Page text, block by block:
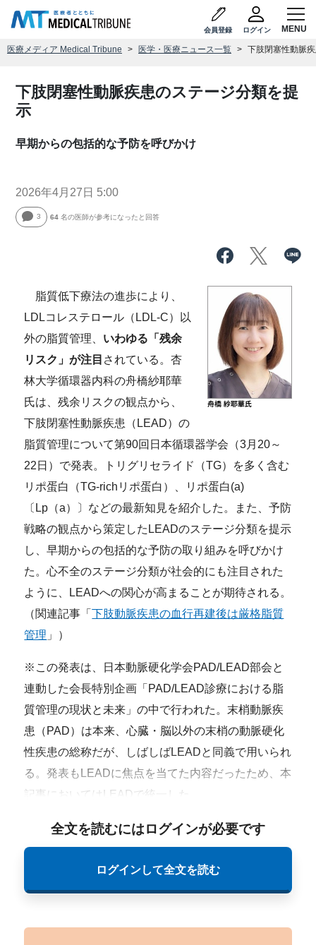
会員登録 ログイン
医療メディア Medical Tribune 医学・医療ニュース一覧 下肢閉塞性動脈
下肢閉塞性動脈疾患のステージ分類を提
示
早期からの包括的な予防を呼びかけ
2026年4月27日 5:00
3 64 名の医師が参考になったと回答
脂質低下療法の進歩により、
LDLコレステロール（LDL-C）以
外の脂質管理、 いわゆる「残余
リスク」が注目 されている。杏
林大学循環器内科の舟橋紗耶華
氏は、残余リスクの観点から、
下肢閉塞性動脈疾患（LEAD）の
脂質管理について第90回日本循環器学会（3月20～
22日）で発表。トリグリセライド（TG）を多く含む
リポ蛋白（TG-richリポ蛋白）、リポ蛋白(a)
〔Lp（a）〕などの最新知見を紹介した。また、予防
戦略の観点から策定したLEADのステージ分類を提示
し、早期からの包括的な予防の取り組みを呼びかけ
た。心不全のステージ分類が社会的にも注目された
ように、LEADへの関心が高まることが期待される。
（関連記事「下肢動脈疾患の血行再建後は厳格脂質
管理 」）
※この発表は、日本動脈硬化学会PAD/LEAD部会と
連動した会長特別企画「PAD/LEAD診療における脂
質管理の現状と未来」の中で行われた。末梢動脈疾
患（PAD）は本来、心臓・脳以外の末梢の動脈硬化
性疾患の総称だが、しばしばLEADと同義で用いられ
る。発表もLEADに焦点を当てた内容だったため、本
記事においてはLEADで統一した。
全文を読むにはログインが必要です
ログインして全文を読む